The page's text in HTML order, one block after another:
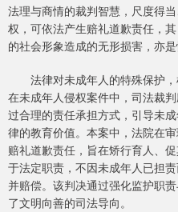
法理与商情的裁判智慧，尺度得
权，可依法产生赔礼道歉责任，
的社会形象造成的无形损害，亦
法律对未成年人的特殊保护，
在未成年人侵权案件中，司法裁
过合理的责任承担方式，引导未
律的教育价值。本案中，法院在
赔礼道歉责任，旨在矫行育人、
于法定职责，不因未成年人已担
并赔偿。该判决通过强化监护职
了文明向善的司法导向。